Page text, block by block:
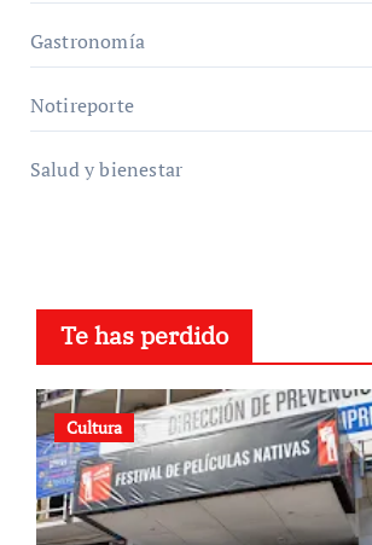
Gastronomía
Notireporte
Salud y bienestar
Te has perdido
Cultura